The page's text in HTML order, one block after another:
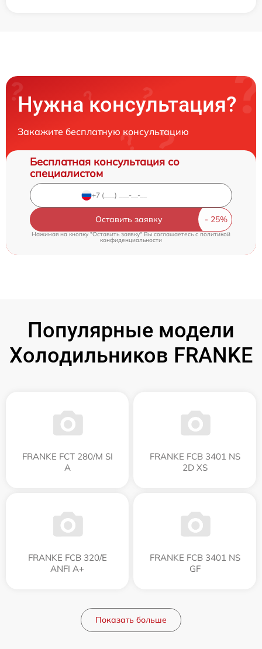
Нужна консультация?
Закажите бесплатную консультацию
Бесплатная консультация со
специалистом
Оставить заявку
Нажимая на кнопку "Оставить заявку" Вы соглашаетесь cполитикой
конфиденциальности
Популярные модели
Холодильников FRANKE
FRANKE FCT 280/M SI
A
FRANKE FCB 3401 NS
2D XS
FRANKE FCB 320/E
ANFI A+
FRANKE FCB 3401 NS
GF
Показать больше